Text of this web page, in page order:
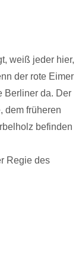
weiß jeder hier,
der rote Eimer
Berliner da. Der
dem früheren
befinden
Regie des